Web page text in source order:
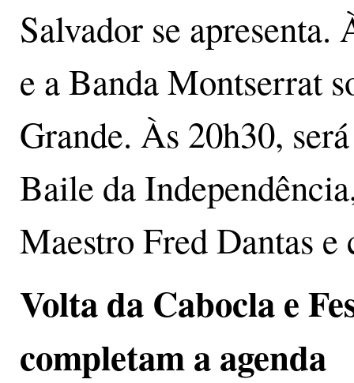
Salvador se
e a Banda Montserrat
Grande. Às 20h30,
Baile da
Maestro Fred Dantas e
Volta da Cabocla e
completam a agenda